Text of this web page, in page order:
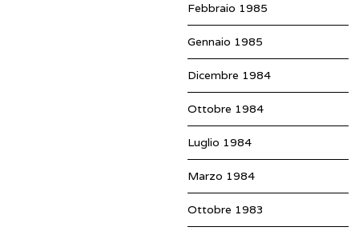
Febbraio 1985
Gennaio 1985
Dicembre 1984
Ottobre 1984
Luglio 1984
Marzo 1984
Ottobre 1983